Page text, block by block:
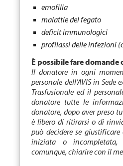
emofilia
malattie del fegato
deficit immunologici
profilassi delle infezioni
È possibile fare domande
Il donatore in ogni
personale dell’AVIS in
Trasfusionale ed il
donatore tutte le
donatore, dopo aver preso
è libero di ritirarsi o di
può decidere se
iniziata o incompletata,
comunque, chiarire con il